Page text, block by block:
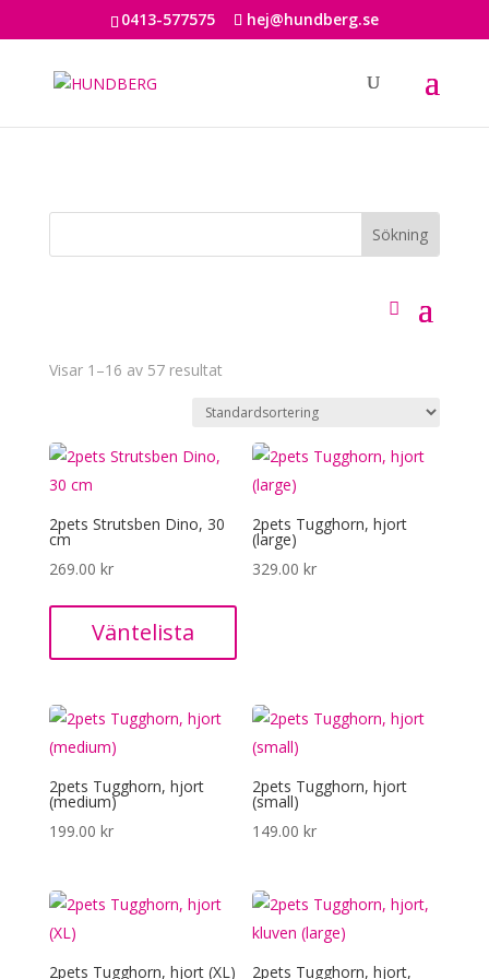
0413-577575 hej@hundberg.se
Visar 1–16 av 57 resultat
2pets Strutsben Dino, 30
cm
269.00 kr
Väntelista
2pets Tugghorn, hjort
(large)
329.00kr
2pets Tugghorn, hjort
(medium)
199.00 kr
2pets Tugghorn, hjort
(small)
149.00kr
2pets Tugghorn, hjort (XL) 2pets Tugghorn, hjort,